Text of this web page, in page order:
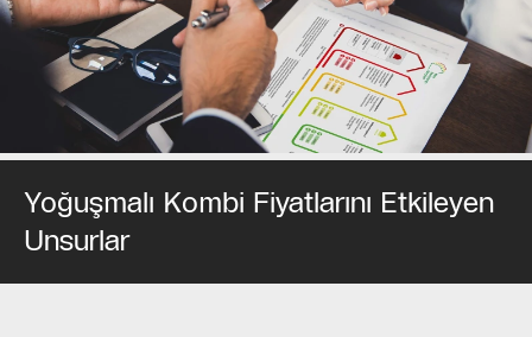
Yoğuşmalı Kombi Fiyatlarını Etkileyen
Unsurlar